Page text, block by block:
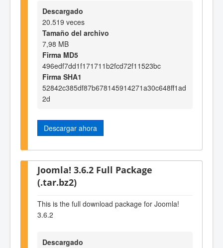
Descargado
20.519 veces
Tamaño del archivo
7,98 MB
Firma MD5
496edf7dd1f171711b2fcd72f11523bc
Firma SHA1
52842c385df87b678145914271a30c648ff1ad
2d
Descargar ahora
Joomla! 3.6.2 Full Package
(.tar.bz2)
This is the full download package for Joomla!
3.6.2
Descargado